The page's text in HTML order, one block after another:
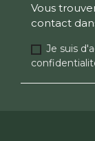
Vous
contact
Je suis